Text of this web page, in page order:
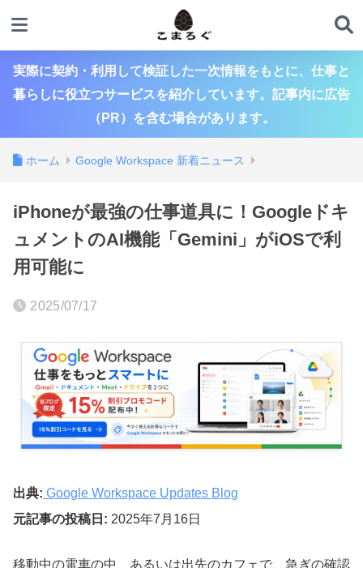
実際に契約・利用して検証した一次情報をもとに、仕事と
暮らしに役立つサービスを紹介しています。記事内に広告
（PR）を含む場合があります。
ホーム Google Workspace 新着ニュース
iPhoneが最強の仕事道具に！Googleドキ
ュメントのAI機能「Gemini」がiOSで利
用可能に
2025/07/17
出典: Google Workspace Updates Blog
元記事の投稿日: 2025年7月16日
移動中の電車の中、あるいは出先のカフェで、急ぎの確認